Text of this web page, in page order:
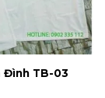
Đình TB-03